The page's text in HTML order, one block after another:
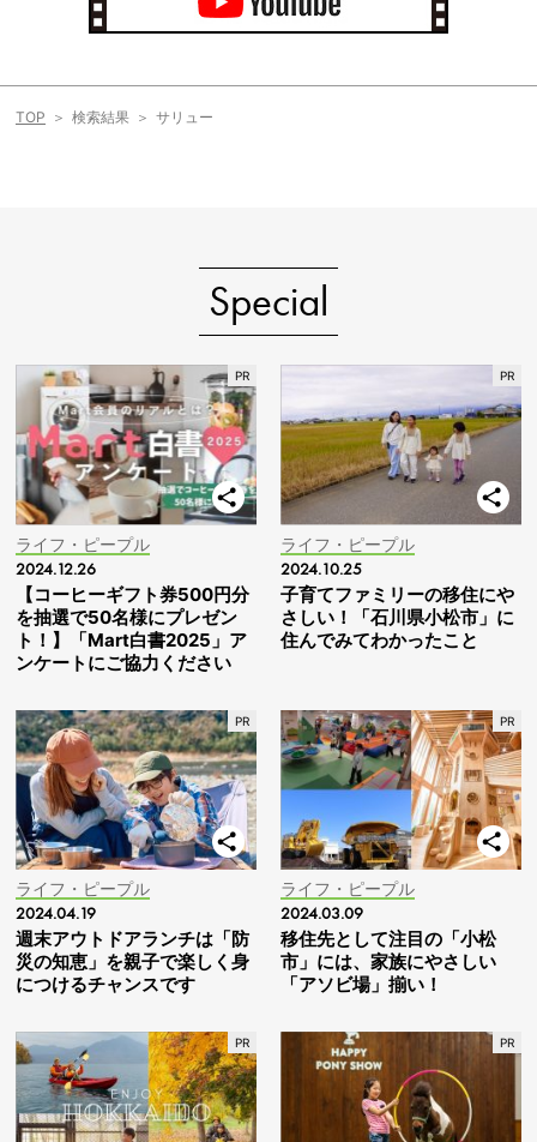
TOP 検索結果 サリュー
Special
ライフ・ピープル
2024.12.26
【コーヒーギフト券500円分
を抽選で50名様にプレゼン
ト！】「Mart白書2025」ア
ンケートにご協力ください
ライフ・ピープル
2024.10.25
子育てファミリーの移住にや
さしい！「石川県小松市」に
住んでみてわかったこと
ライフ・ピープル
2024.04.19
週末アウトドアランチは「防
災の知恵」を親子で楽しく身
につけるチャンスです
ライフ・ピープル
2024.03.09
移住先として注目の「小松
市」には、家族にやさしい
「アソビ場」揃い！